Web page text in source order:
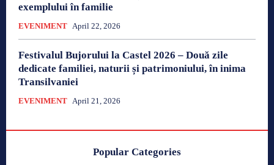
exemplului în familie
EVENIMENT April 22, 2026
Festivalul Bujorului la Castel 2026 – Două zile
dedicate familiei, naturii și patrimoniului, în inima
Transilvaniei
EVENIMENT April 21, 2026
Popular Categories